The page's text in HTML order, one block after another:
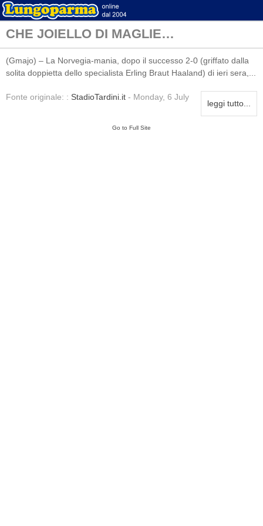
CHE JOIELLO DI MAGLIE…
(Gmajo) – La Norvegia-mania, dopo il successo 2-0 (griffato dalla
solita doppietta dello specialista Erling Braut Haaland) di ieri sera,...
leggi tutto...
Fonte originale: : StadioTardini.it - Monday, 6 July
Go to Full Site